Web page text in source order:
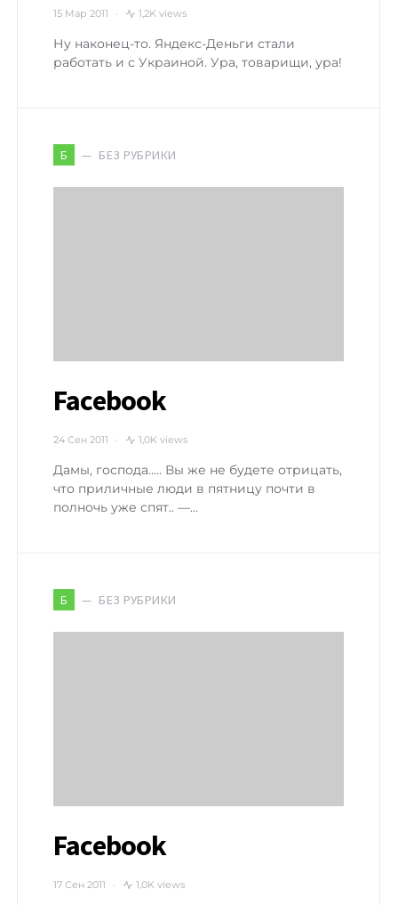
15 Мар 2011 1,2K views
Ну наконец-то. Яндекс-Деньги стали
работать и с Украиной. Ура, товарищи, ура!
Б БЕЗ РУБРИКИ
Facebook
24 Сен 2011 1,0K views
Дамы, господа….. Вы же не будете отрицать,
что приличные люди в пятницу почти в
полночь уже спят.. —…
Б БЕЗ РУБРИКИ
Facebook
17 Сен 2011 1,0K views